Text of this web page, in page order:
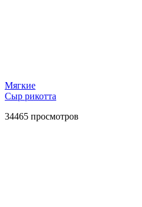
Мягкие
Сыр рикотта
34465 просмотров